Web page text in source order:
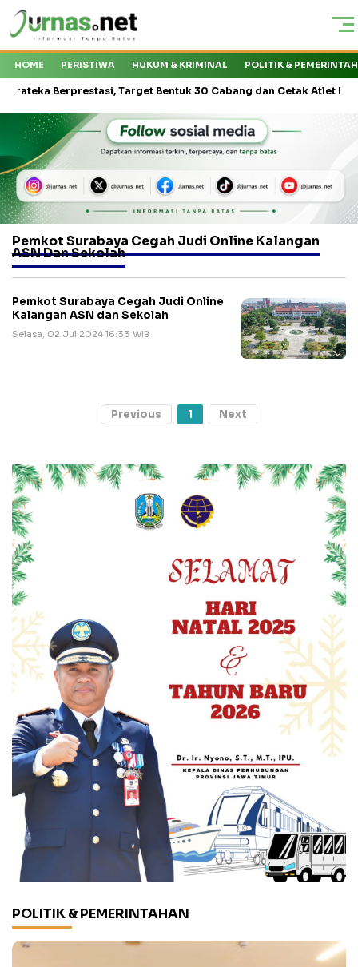
HOME PERISTIWA HUKUM & KRIMINAL POLITIK &
Berprestasi, Target Bentuk 30 Cabang dan Cetak Atlet Nasional
Pemkot Surabaya Cegah Judi Online Kalangan
ASN Dan Sekolah
Pemkot Surabaya Cegah Judi Online
Kalangan ASN dan Sekolah
Selasa, 02 Jul 2024 16:33 WIB
Previous 1 Next
POLITIK & PEMERINTAHAN